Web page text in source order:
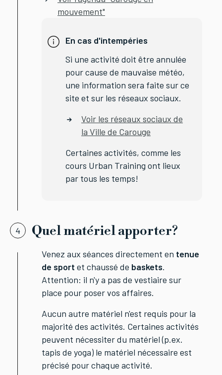
mouvement"
En cas d'intempéries
Si une activité doit être annulée
pour cause de mauvaise météo,
une information sera faite sur ce
site et sur les réseaux sociaux.
Voir les réseaux sociaux de
la Ville de Carouge
Certaines activités, comme les
cours Urban Training ont lieux
par tous les temps!
4 Quel matériel apporter?
Venez aux séances directement en tenue
de sport et chaussé de baskets.
Attention: il n'y a pas de vestiaire sur
place pour poser vos affaires.
Aucun autre matériel n'est requis pour la
majorité des activités. Certaines activités
peuvent nécessiter du matériel (p.ex.
tapis de yoga) le matériel nécessaire est
précisé pour chaque activité.